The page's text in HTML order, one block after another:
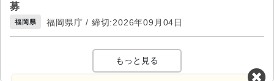
募
福岡県 福岡県庁 / 締切:2026年09月04日
もっと見る